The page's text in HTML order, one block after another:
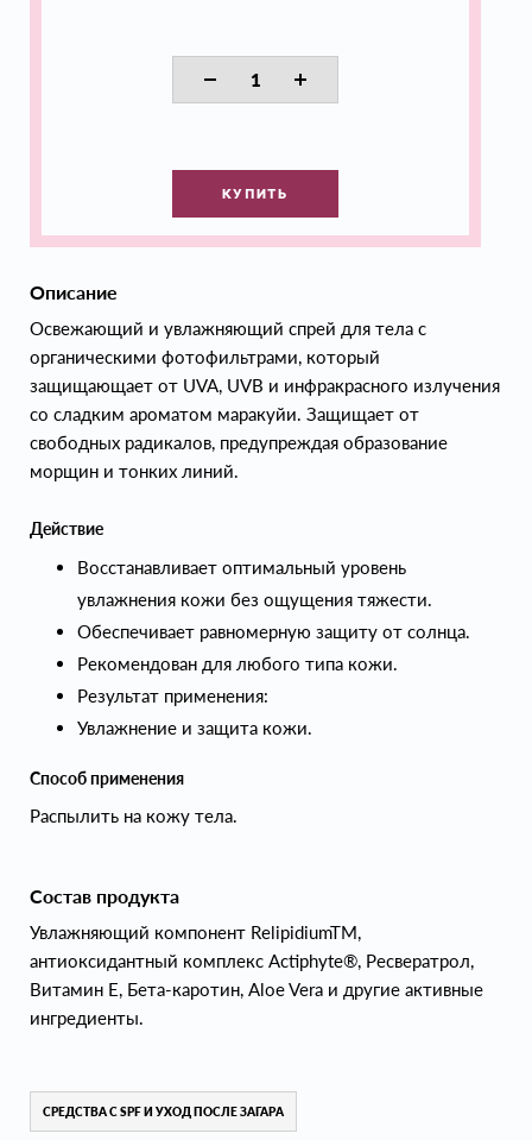
КУПИТЬ
Описание
Освежающий и увлажняющий спрей для тела с
органическими фотофильтрами, который
защищающает от UVA, UVB и инфракрасного излучения
со сладким ароматом маракуйи. Защищает от
свободных радикалов, предупреждая образование
морщин и тонких линий.
Действие
Восстанавливает оптимальный уровень
увлажнения кожи без ощущения тяжести.
Обеспечивает равномерную защиту от солнца.
Рекомендован для любого типа кожи.
Результат применения:
Увлажнение и защита кожи.
Способ применения
Распылить на кожу тела.
Состав продукта
Увлажняющий компонент RelipidiumTM,
антиоксидантный комплекс Actiphyte®, Ресвератрол,
Витамин Е, Бета-каротин, Aloe Vera и другие активные
ингредиенты.
СРЕДСТВА С SPF И УХОД ПОСЛЕ ЗАГАРА